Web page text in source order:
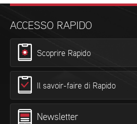
ACCESSO RAPIDO
Scoprire Rapido
Il savoir-faire di Rapido
Newsletter